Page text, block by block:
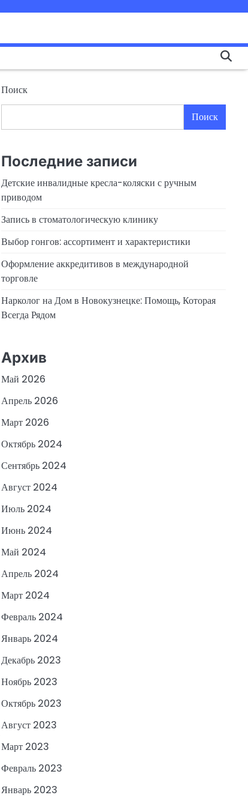
Поиск
Поиск
Последние записи
Детские инвалидные кресла-коляски с ручным
приводом
Запись в стоматологическую клинику
Выбор гонгов: ассортимент и характеристики
Оформление аккредитивов в международной
торговле
Нарколог на Дом в Новокузнецке: Помощь, Которая
Всегда Рядом
Архив
Май 2026
Апрель 2026
Март 2026
Октябрь 2024
Сентябрь 2024
Август 2024
Июль 2024
Июнь 2024
Май 2024
Апрель 2024
Март 2024
Февраль 2024
Январь 2024
Декабрь 2023
Ноябрь 2023
Октябрь 2023
Август 2023
Март 2023
Февраль 2023
Январь 2023